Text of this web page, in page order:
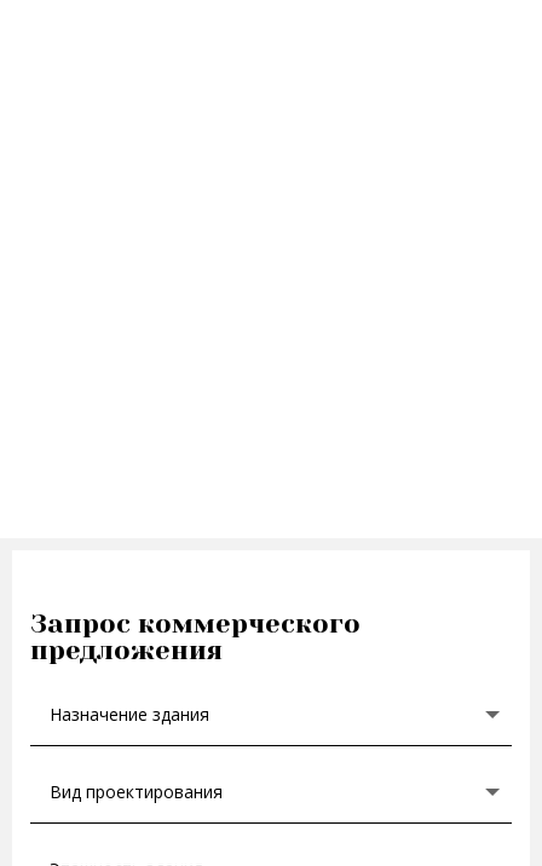
Запрос коммерческого
предложения